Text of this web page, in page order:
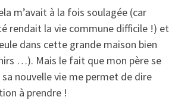
m’avait à la fois soulagée (car
rendait la vie commune difficile !) et
dans cette grande maison bien
…). Mais le fait que mon père se
nouvelle vie me permet de dire
à prendre !